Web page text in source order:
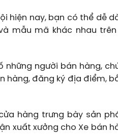
hiện nay, bạn có thể dễ
mẫu mã khác nhau
người bán hàng,
hàng, đăng ký địa điểm,
hàng trưng bày sản
xuất xưởng cho Xe bán